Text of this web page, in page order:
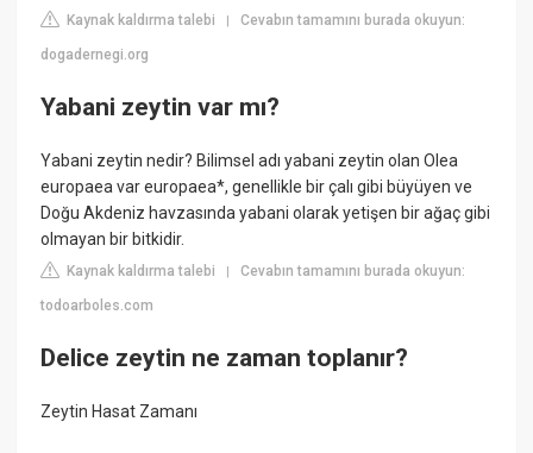
Kaynak kaldırma talebi |Cevabın tamamını burada okuyun:
dogadernegi.org
Yabani zeytin var mı?
Yabani zeytin nedir? Bilimsel adı yabani zeytin olan Olea
europaea var europaea*, genellikle bir çalı gibi büyüyen ve
Doğu Akdeniz havzasında yabani olarak yetişen bir ağaç gibi
olmayan bir bitkidir.
Kaynak kaldırma talebi |Cevabın tamamını burada okuyun:
todoarboles.com
Delice zeytin ne zaman toplanır?
Zeytin Hasat Zamanı